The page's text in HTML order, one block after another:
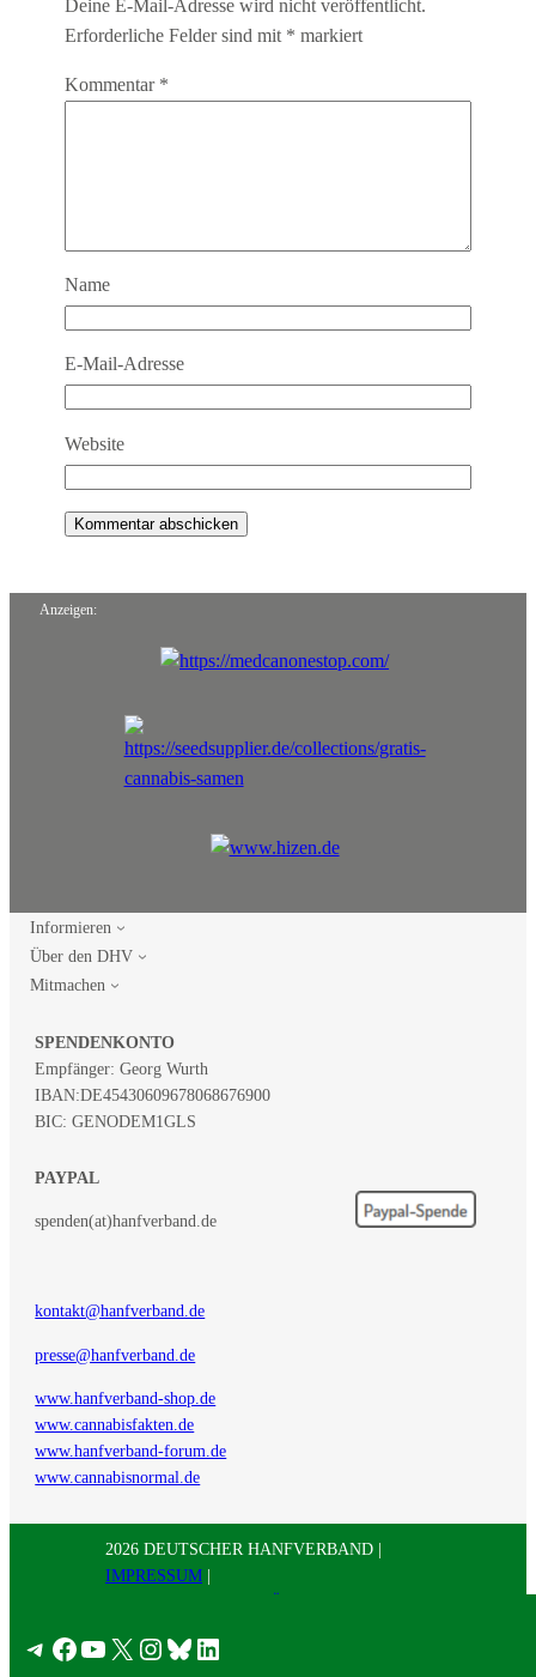
Deine E-Mail-Adresse wird nicht veröffentlicht.
Erforderliche Felder sind mit * markiert
Kommentar *
Name
E-Mail-Adresse
Website
Anzeigen:
Informieren
Über den DHV
Mitmachen
SPENDENKONTO
Empfänger: Georg Wurth
IBAN:DE45430609678068676900
BIC: GENODEM1GLS
PAYPAL
spenden(at)hanfverband.de
kontakt@hanfverband.de
presse@hanfverband.de
www.hanfverband-shop.de
www.cannabisfakten.de
www.hanfverband-forum.de
www.cannabisnormal.de
2026 DEUTSCHER HANFVERBAND |
IMPRESSUM |
Telegram
Facebook
YouTube
X Instagram
Bluesky
LinkedIn